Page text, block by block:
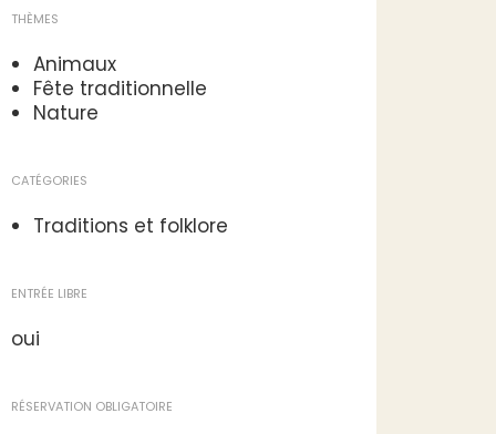
THÈMES
Animaux
Fête traditionnelle
Nature
CATÉGORIES
Traditions et folklore
ENTRÉE LIBRE
oui
RÉSERVATION OBLIGATOIRE